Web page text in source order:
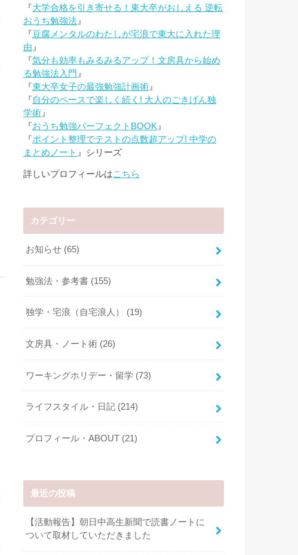
『大学合格を引き寄せる！東大卒がおしえる 逆転
おうち勉強法 』
『豆腐メンタルのわたしが宅浪で東大に入れた理
由 』
『気分も効率もみるみるアップ！文房具から始め
る勉強法入門 』
『東大卒女子の最強勉強計画術 』
『自分のペースで楽しく続く! 大人のごきげん独
学術 』
『おうち勉強パーフェクトBOOK 』
『ポイント整理でテストの点数超アップ! 中学の
まとめノート 』シリーズ
詳しいプロフィールはこちら
カテゴリー
お知らせ (65)
勉強法・参考書 (155)
独学・宅浪（自宅浪人） (19)
文房具・ノート術 (26)
ワーキングホリデー・留学 (73)
ライフスタイル・日記 (214)
プロフィール・ABOUT (21)
最近の投稿
【活動報告】朝日中高生新聞で読書ノートに
ついて取材していただきました